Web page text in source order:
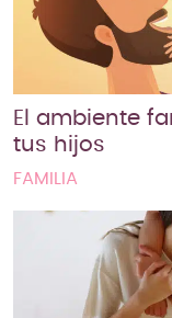
El ambiente
tus hijos
FAMILIA